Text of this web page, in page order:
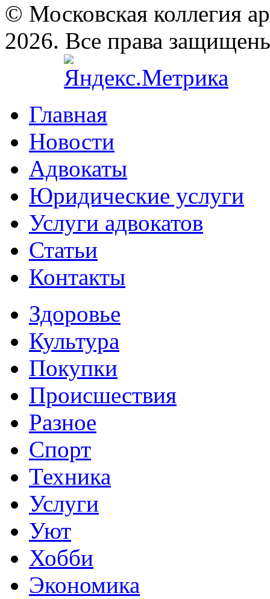
© Московская коллегия
2026. Все права
Главная
Новости
Адвокаты
Юридические услуги
Услуги адвокатов
Статьи
Контакты
Здоровье
Культура
Покупки
Происшествия
Разное
Спорт
Техника
Услуги
Уют
Хобби
Экономика